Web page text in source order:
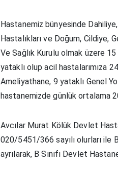
Hastanemiz bünyesinde
Hastalıkları ve Doğum, Cildiye,
Ve Sağlık Kurulu olmak üzere
yataklı olup acil hastalarımıza
Ameliyathane, 9 yataklı Genel
hastanemizde günlük ortalama
Avcılar Murat Kölük Devlet
020/5451/366 sayılı olurları ile
ayrılarak, B Sınıfı Devlet